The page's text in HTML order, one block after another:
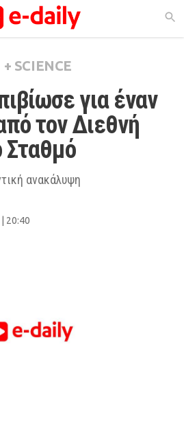
+ SCIENCE
για έναν
τον Διεθνή
Σταθμό
ανακάλυψη
20:40